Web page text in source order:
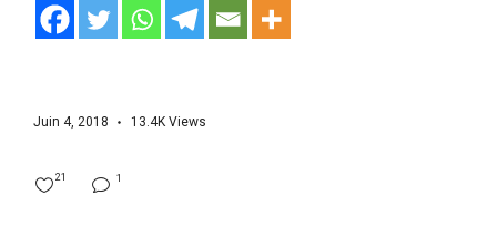
Juin 4, 2018 13.4K Views
1
21